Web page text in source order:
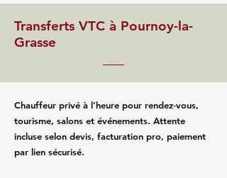
Transferts VTC à Pournoy-la-
Grasse
Chauffeur privé à l’heure pour rendez‑vous,
tourisme, salons et événements. Attente
incluse selon devis, facturation pro, paiement
par lien sécurisé.